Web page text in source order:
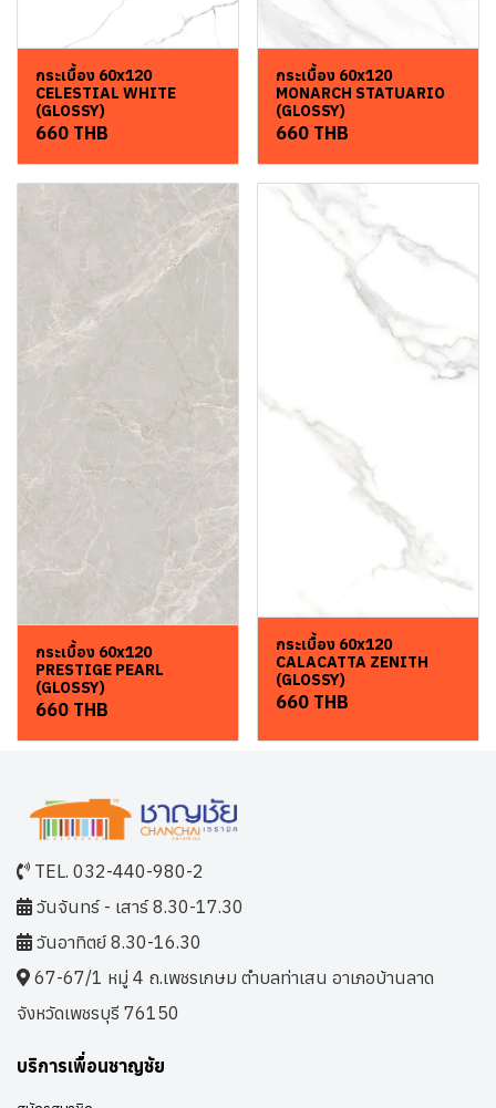
กระเบื้อง 60x120
CELESTIAL WHITE
(GLOSSY)
660 THB
กระเบื้อง 60x120
MONARCH STATUARIO
(GLOSSY)
660 THB
กระเบื้อง 60x120
PRESTIGE PEARL
(GLOSSY)
660 THB
กระเบื้อง 60x120
CALACATTA ZENITH
(GLOSSY)
660 THB
TEL. 032-440-980-2
วันจันทร์ - เสาร์ 8.30-17.30
วันอาทิตย์ 8.30-16.30
67-67/1 หมู่ 4 ถ.เพชรเกษม ตำบลท่าเสน อาเภอบ้านลาด
จังหวัดเพชรบุรี 76150
บริการเพื่อนชาญชัย